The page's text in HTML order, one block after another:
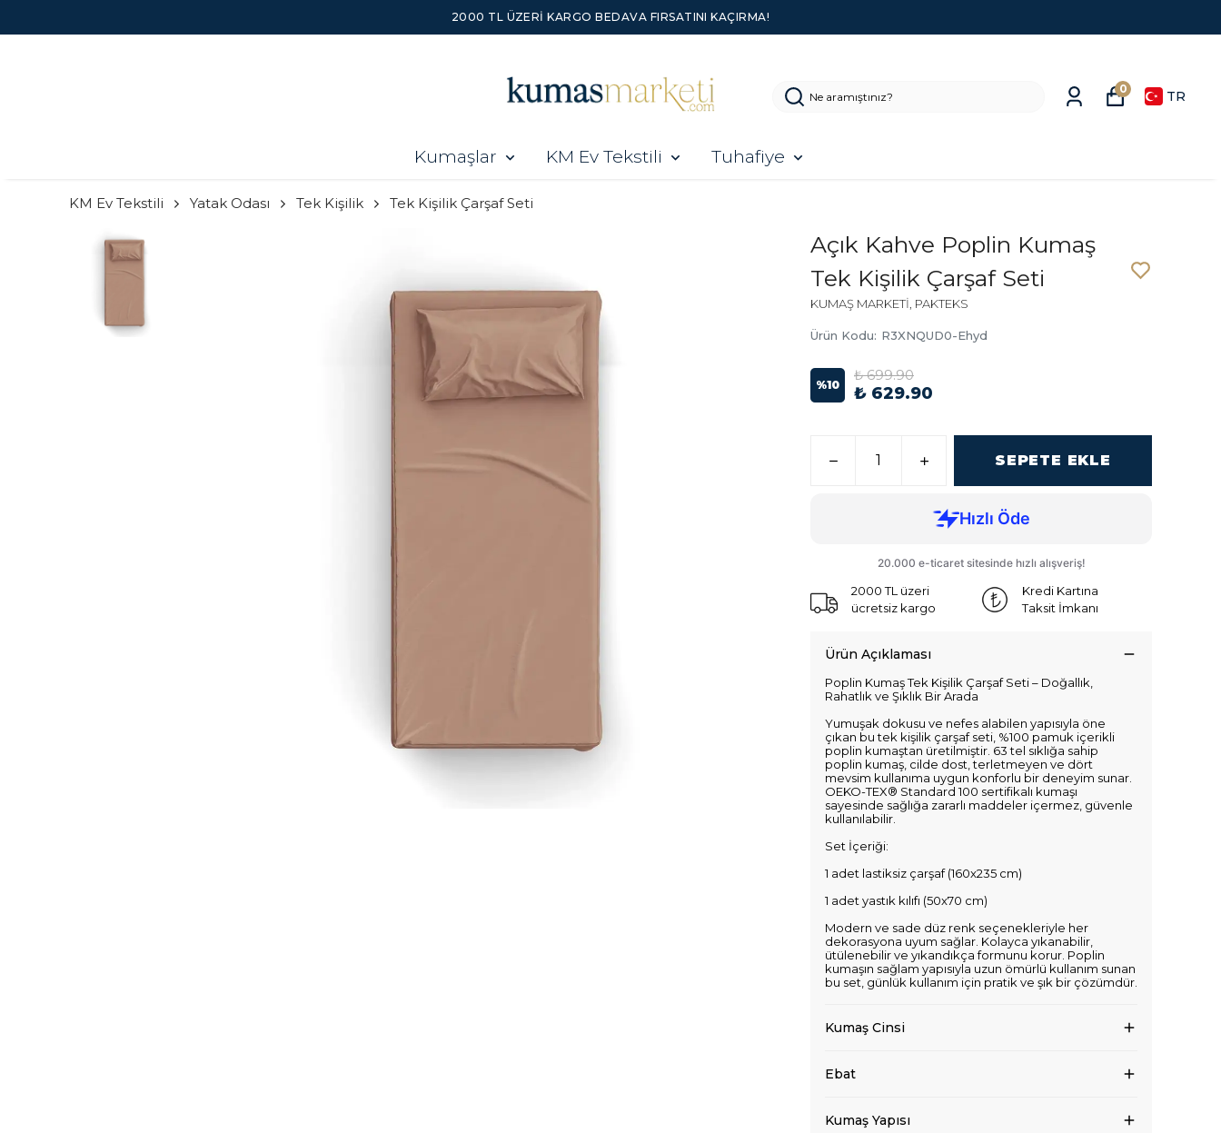
2000 TL ÜZERI KARGO BEDAVA FIRSATINI KAÇIRMA!
Kumaşlar KM Ev Tekstili Tuhafiye
0 TR
KM Ev Tekstili Yatak Odası Tek Kişilik Tek Kişilik Çarşaf Seti
Açık Kahve Poplin Kumaş
Tek Kişilik Çarşaf Seti
KUMAŞ MARKETİ, PAKTEKS
Ürün Kodu: R3XNQUD0-Ehyd
%10
₺ 699.90
₺ 629.90
SEPETE EKLE
2000 TL üzeri
ücretsiz kargo
Kredi Kartına
Taksit İmkanı
Ürün Açıklaması
Poplin Kumaş Tek Kişilik Çarşaf Seti – Doğallık,
Rahatlık ve Şıklık Bir Arada
Yumuşak dokusu ve nefes alabilen yapısıyla öne
çıkan bu tek kişilik çarşaf seti, %100 pamuk içerikli
poplin kumaştan üretilmiştir. 63 tel sıklığa sahip
poplin kumaş, cilde dost, terletmeyen ve dört
mevsim kullanıma uygun konforlu bir deneyim sunar.
OEKO-TEX® Standard 100 sertifikalı kumaşı
sayesinde sağlığa zararlı maddeler içermez, güvenle
kullanılabilir.
Set İçeriği:
1 adet lastiksiz çarşaf (160x235 cm)
1 adet yastık kılıfı (50x70 cm)
Modern ve sade düz renk seçenekleriyle her
dekorasyona uyum sağlar. Kolayca yıkanabilir,
ütülenebilir ve yıkandıkça formunu korur. Poplin
kumaşın sağlam yapısıyla uzun ömürlü kullanım sunan
bu set, günlük kullanım için pratik ve şık bir çözümdür.
Kumaş Cinsi
Ebat
Kumaş Yapısı